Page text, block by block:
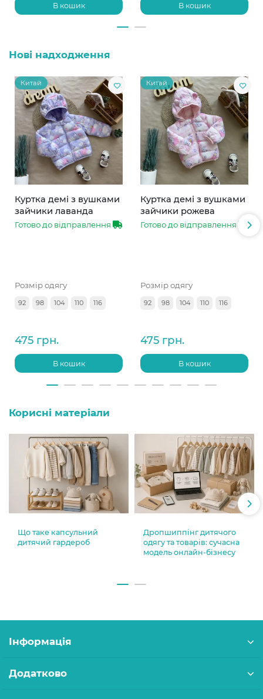
В кошик В кошик
Нові надходження
Китай
Куртка демі з вушками
зайчики лаванда
Готово до відправлення
Розмір одягу
92 98 104 110 116
475 грн.
В кошик
Китай
Куртка демі з вушками
зайчики рожева
Готово до відправлення
Розмір одягу
92 98 104 110 116
475 грн.
В кошик
Корисні матеріали
Що таке капсульний
дитячий гардероб
Дропшиппінг дитячого
одягу та товарів: сучасна
модель онлайн-бізнесу
Інформація
Додатково